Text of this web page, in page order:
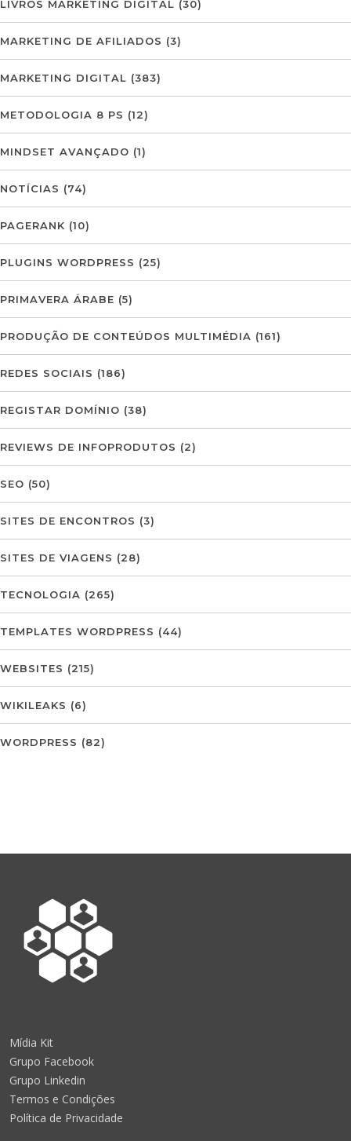
LIVROS MARKETING DIGITAL (30)
MARKETING DE AFILIADOS (3)
MARKETING DIGITAL (383)
METODOLOGIA 8 PS (12)
MINDSET AVANÇADO (1)
NOTÍCIAS (74)
PAGERANK (10)
PLUGINS WORDPRESS (25)
PRIMAVERA ÁRABE (5)
PRODUÇÃO DE CONTEÚDOS MULTIMÉDIA (161)
REDES SOCIAIS (186)
REGISTAR DOMÍNIO (38)
REVIEWS DE INFOPRODUTOS (2)
SEO (50)
SITES DE ENCONTROS (3)
SITES DE VIAGENS (28)
TECNOLOGIA (265)
TEMPLATES WORDPRESS (44)
WEBSITES (215)
WIKILEAKS (6)
WORDPRESS (82)
Mídia Kit
Grupo Facebook
Grupo Linkedin
Termos e Condições
Política de Privacidade